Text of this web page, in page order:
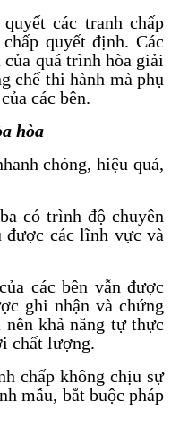
các tranh chấp
quyết định. Các
quá trình hòa giải
chế thi hành mà phụ
các bên.
hòa
chóng, hiệu quả,
có trình độ chuyên
được các lĩnh vực và
các bên vẫn được
ghi nhận và chứng
khả năng tự thực
chất lượng.
chấp không chịu sự
mẫu, bắt buộc pháp